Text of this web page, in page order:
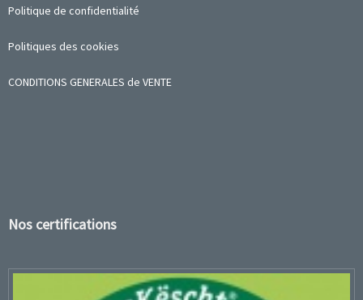
Politique de confidentialité
Politiques des cookies
CONDITIONS GENERALES de VENTE
Nos certifications